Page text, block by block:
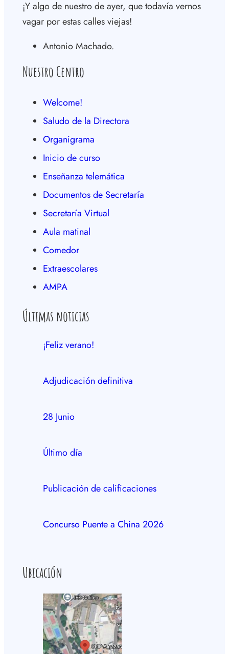
¡Y algo de nuestro de ayer, que todavía vernos
vagar por estas calles viejas!
Antonio Machado.
Nuestro Centro
Welcome!
Saludo de la Directora
Organigrama
Inicio de curso
Enseñanza telemática
Documentos de Secretaría
Secretaría Virtual
Aula matinal
Comedor
Extraescolares
AMPA
Últimas noticias
¡Feliz verano!
Adjudicación definitiva
28 Junio
Último día
Publicación de calificaciones
Concurso Puente a China 2026
Ubicación